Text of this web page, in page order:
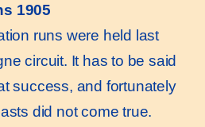
1905
runs were held last
circuit. It has to be said
success, and fortunately
did not come true.